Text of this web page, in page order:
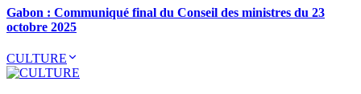
Gabon : Communiqué final du Conseil des ministres du 23
octobre 2025
CULTURE